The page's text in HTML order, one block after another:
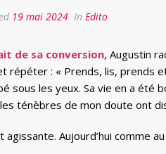
19 mai 2024 In Edito
de sa conversion, Augustin
répéter : « Prends, lis, prends
sous les yeux. Sa vie en a été
ténèbres de mon doute ont
agissante. Aujourd’hui comme